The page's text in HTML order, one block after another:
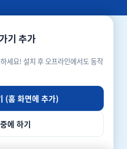
기 추가
세요! 설치 후 오프라인에서도 동작
(홈 화면에 추가)
에 하기